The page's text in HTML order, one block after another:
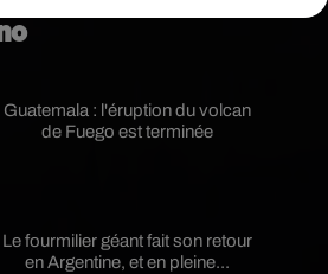
Guatemala : l'éruption du volcan
de Fuego est terminée
Le fourmilier géant fait son retour
en Argentine, et en pleine...